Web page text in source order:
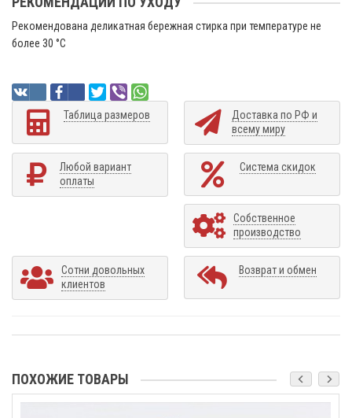
Рекомендована деликатная бережная стирка при температуре не
более 30 °C
Таблица размеров
Доставка по РФ и
всему миру
Любой вариант
оплаты
Система скидок
Собственное
производство
Сотни довольных
клиентов
Возврат и обмен
ПОХОЖИЕ ТОВАРЫ